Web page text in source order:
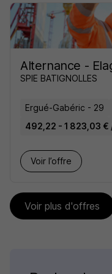
Alternance -
SPIE BATIGNOLLES
Ergué-Gabéric - 29
492,22 - 1 823,03 €
Voir l’offre
Voir plus d'offres